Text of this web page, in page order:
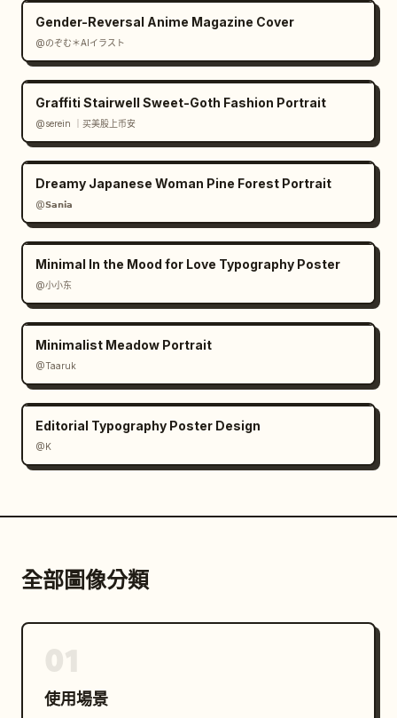
Gender-Reversal Anime Magazine Cover
@のぞむ＊AIイラスト
Graffiti Stairwell Sweet-Goth Fashion Portrait
@serein ｜买美股上币安
Dreamy Japanese Woman Pine Forest Portrait
@𝗦𝗮𝗻𝗶𝗮
Minimal In the Mood for Love Typography Poster
@小小东
Minimalist Meadow Portrait
@Taaruk
Editorial Typography Poster Design
@K
全部圖像分類
使用場景